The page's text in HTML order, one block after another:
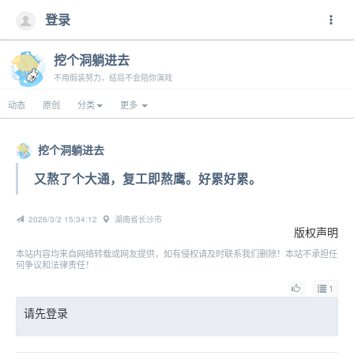
登录
挖个洞躺进去
不用假装努力，结局不会陪你演戏
动态 原创 分类 更多
挖个洞躺进去
又熬了个大通，复工即熬鹰。好累好累。
2026/3/2 15:34:12 湖南省长沙市
版权声明
本站内容均来自网络转载或网友提供，如有侵权请及时联系我们删除！本站不承担任
何争议和法律责任！
1
请先登录